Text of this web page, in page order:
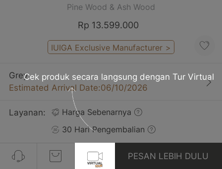
Pine Wood & Ash Wood
Rp 13.599.000
IUIGA Exclusive Manufacturer >
Grey
Estimated Arrival Date:06/10/2026
Layanan:
Harga Sebenarnya
30 Hari Pengembalian
PESAN LEBIH DULU
Cek produk secara langsung dengan Tur Virtual